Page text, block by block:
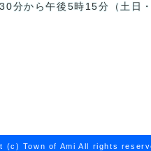
分から午後5時15分（土日
(c) Town of Ami All rights